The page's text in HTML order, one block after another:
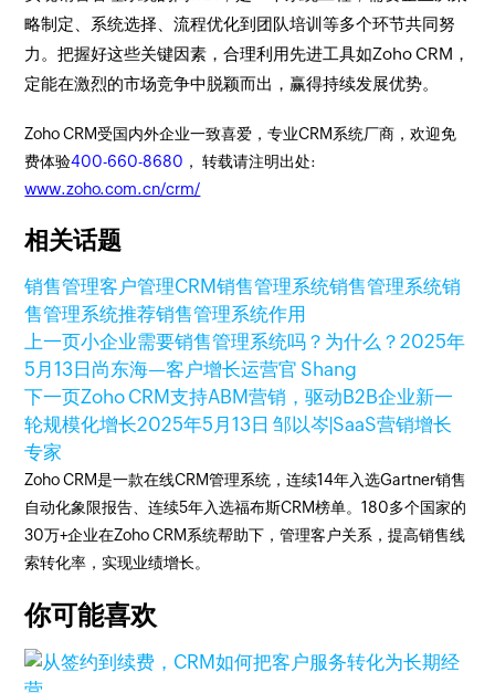
略制定、系统选择、流程优化到团队培训等多个环节共同努
力。把握好这些关键因素，合理利用先进工具如Zoho CRM，
定能在激烈的市场竞争中脱颖而出，赢得持续发展优势。
Zoho CRM受国内外企业一致喜爱，专业CRM系统厂商，欢迎免
费体验400-660-8680 ， 转载请注明出处:
www.zoho.com.cn/crm/
相关话题
销售管理客户管理CRM销售管理系统销售管理系统销
售管理系统推荐销售管理系统作用
上一页小企业需要销售管理系统吗？为什么？2025年
5月13日 尚东海—客户增长运营官 Shang
下一页Zoho CRM支持ABM营销，驱动B2B企业新一
轮规模化增长2025年5月13日 邹以岑|SaaS营销增长
专家
Zoho CRM是一款在线CRM管理系统，连续14年入选Gartner销售
自动化象限报告、连续5年入选福布斯CRM榜单。180多个国家的
30万+企业在Zoho CRM系统帮助下，管理客户关系，提高销售线
索转化率，实现业绩增长。
你可能喜欢